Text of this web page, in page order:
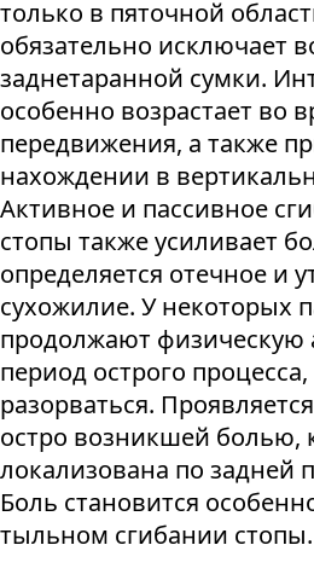
только в пяточной
обязательно исключает
заднетаранной сумки.
особенно возрастает во
передвижения, а также
нахождении в
Активное и пассивное
стопы также усиливает
определяется отечное и
сухожилие. У некоторых
продолжают физическую
период острого
разорваться.
остро возникшей болью,
локализована по задней
Боль становится
тыльном сгибании стопы.